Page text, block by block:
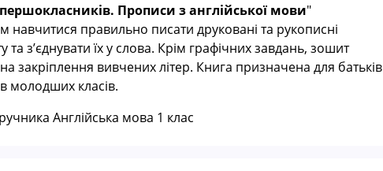
Прописи з англійської мови"
правильно писати друковані та рукописні
та з’єднувати їх у слова. Крім графічних завдань, зошит
закріплення вивчених літер. Книга призначена для батьків
молодших класів.
Англiйська мова 1 клас